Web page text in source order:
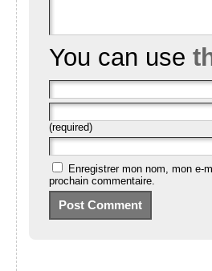
You can use
(required)
Enregistrer mon nom, mon e-
prochain commentaire.